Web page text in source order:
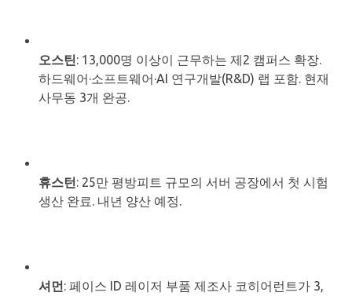
오스틴: 13,000명 이상이 근무하는 제2 캠퍼스 확장.
하드웨어·소프트웨어·AI 연구개발(R&D) 랩 포함. 현재
사무동 3개 완공.
휴스턴: 25만 평방피트 규모의 서버 공장에서 첫 시험
생산 완료. 내년 양산 예정.
셔먼: 페이스 ID 레이저 부품 제조사 코히어런트가 3,